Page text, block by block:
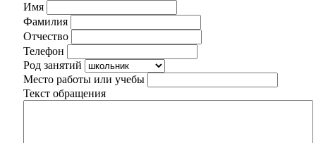
Имя
Фамилия
Отчество
Телефон
Род занятий
Место работы или учебы
Текст обращения